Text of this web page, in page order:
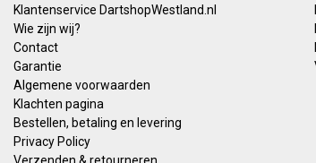
Klantenservice DartshopWestland.nl
Wie zijn wij?
Contact
Garantie
Algemene voorwaarden
Klachten pagina
Bestellen, betaling en levering
Privacy Policy